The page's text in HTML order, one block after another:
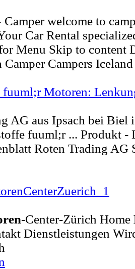
welcome to
Car Rental
Menu Skip to content
Camper Campers
fuuml;r Motoren:
AG aus Ipsach bei Biel
fuuml;r ... Produkt -
Roten Trading AG
-Center-Zürich Home
Dienstleistungen